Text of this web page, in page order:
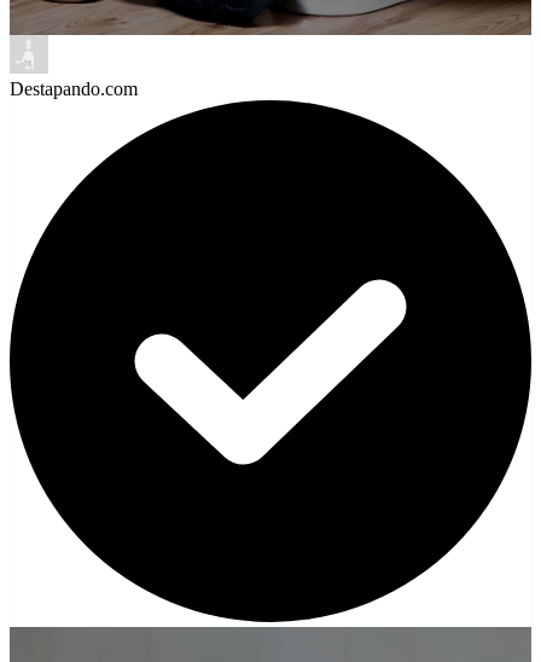
Destapando.com